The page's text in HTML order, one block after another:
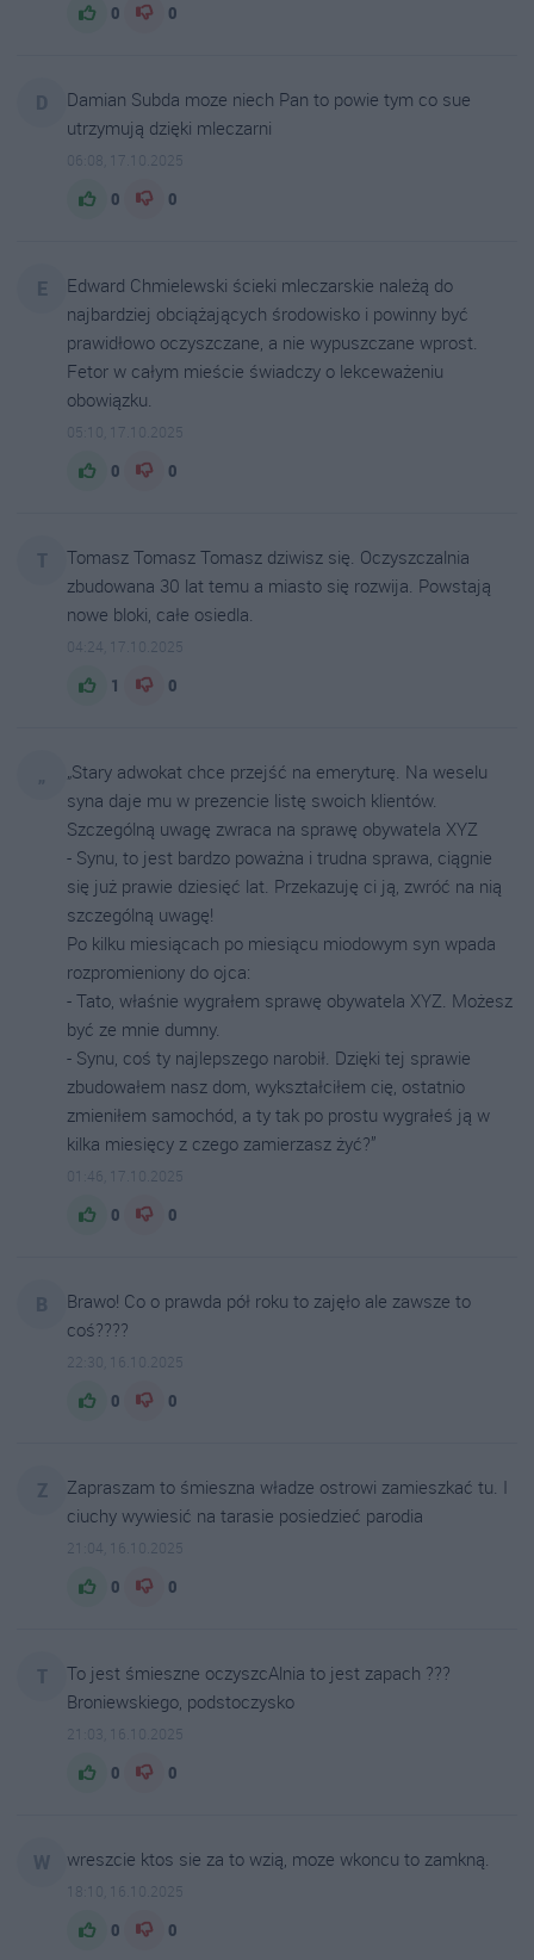
0 0
Damian Subda moze niech Pan to powie tym co sue
utrzymują dzięki mleczarni
06:08, 17.10.2025
0 0
Edward Chmielewski ścieki mleczarskie należą do
najbardziej obciążających środowisko i powinny być
prawidłowo oczyszczane, a nie wypuszczane wprost.
Fetor w całym mieście świadczy o lekceważeniu
obowiązku.
05:10, 17.10.2025
0 0
Tomasz Tomasz Tomasz dziwisz się. Oczyszczalnia
zbudowana 30 lat temu a miasto się rozwija. Powstają
nowe bloki, całe osiedla.
04:24, 17.10.2025
1 0
„Stary adwokat chce przejść na emeryturę. Na weselu
syna daje mu w prezencie listę swoich klientów.
Szczególną uwagę zwraca na sprawę obywatela XYZ
- Synu, to jest bardzo poważna i trudna sprawa, ciągnie
się już prawie dziesięć lat. Przekazuję ci ją, zwróć na nią
szczególną uwagę!
Po kilku miesiącach po miesiącu miodowym syn wpada
rozpromieniony do ojca:
- Tato, właśnie wygrałem sprawę obywatela XYZ. Możesz
być ze mnie dumny.
- Synu, coś ty najlepszego narobił. Dzięki tej sprawie
zbudowałem nasz dom, wykształciłem cię, ostatnio
zmieniłem samochód, a ty tak po prostu wygrałeś ją w
kilka miesięcy z czego zamierzasz żyć?”
01:46, 17.10.2025
0 0
Brawo! Co o prawda pół roku to zajęło ale zawsze to
coś????
22:30, 16.10.2025
0 0
Zapraszam to śmieszna władze ostrowi zamieszkać tu. I
ciuchy wywiesić na tarasie posiedzieć parodia
21:04, 16.10.2025
0 0
To jest śmieszne oczyszcAlnia to jest zapach ???
Broniewskiego, podstoczysko
21:03, 16.10.2025
0 0
wreszcie ktos sie za to wzią, moze wkoncu to zamkną.
18:10, 16.10.2025
0 0